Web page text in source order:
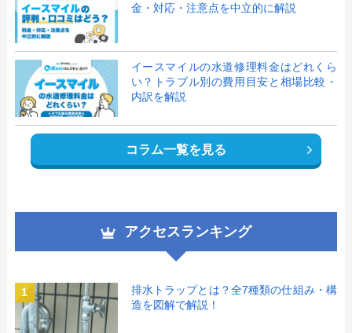
金・対応・注意点を中立的に解説
イースマイルの水道修理料金はどれくら
い？トラブル別の費用目安と相場比較・
内訳を解説
コラム一覧を見る
アクセスランキング
1
排水トラップとは？全7種類の仕組み・構
造を図解で解説！